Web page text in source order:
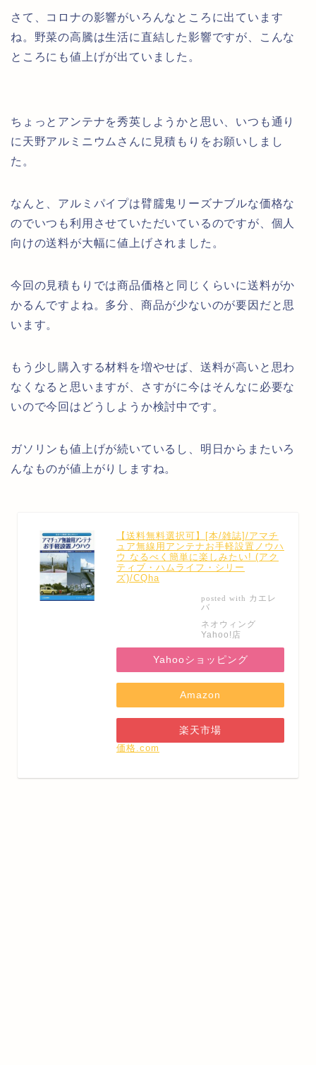
さて、コロナの影響がいろんなところに出ています
ね。野菜の高騰は生活に直結した影響ですが、こんな
ところにも値上げが出ていました。
ちょっとアンテナを秀英しようかと思い、いつも通り
に天野アルミニウムさんに見積もりをお願いしまし
た。
なんと、アルミパイプは臂臑鬼リーズナブルな価格な
のでいつも利用させていただいているのですが、個人
向けの送料が大幅に値上げされました。
今回の見積もりでは商品価格と同じくらいに送料がか
かるんですよね。多分、商品が少ないのが要因だと思
います。
もう少し購入する材料を増やせば、送料が高いと思わ
なくなると思いますが、さすがに今はそんなに必要な
いので今回はどうしようか検討中です。
ガソリンも値上げが続いているし、明日からまたいろ
んなものが値上がりしますね。
【送料無料選択可】[本/雑誌]/アマチ
ュア無線用アンテナお手軽設置ノウハ
ウ なるべく簡単に楽しみたい! (アク
ティブ・ハムライフ・シリー
ズ)/CQha
posted with カエレ
バ
ネオウィング
Yahoo!店
Yahooショッピング
Amazon
楽天市場
価格.com